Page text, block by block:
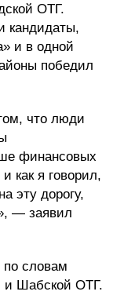
ОТГ.
кандидаты,
и в одной
победил
что люди
финансовых
как я говорил,
эту дорогу,
— заявил
по словам
и Шабской ОТГ.